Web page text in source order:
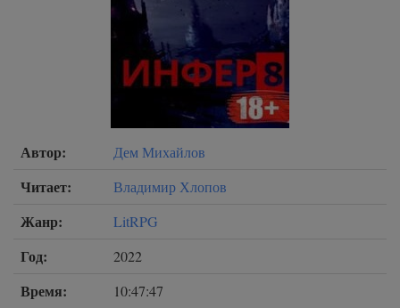
Автор: Дем Михайлов
Читает: Владимир Хлопов
Жанр: LitRPG
Год: 2022
Время: 10:47:47